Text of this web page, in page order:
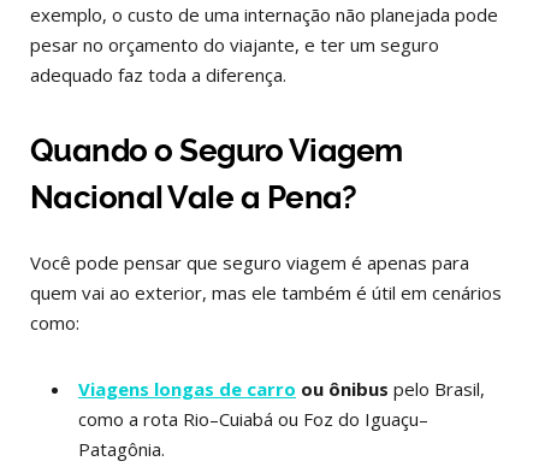
exemplo, o custo de uma internação não planejada pode
pesar no orçamento do viajante, e ter um seguro
adequado faz toda a diferença.
Quando o Seguro Viagem
Nacional Vale a Pena?
Você pode pensar que seguro viagem é apenas para
quem vai ao exterior, mas ele também é útil em cenários
como:
Viagens longas de carro ou ônibus pelo Brasil,
como a rota Rio–Cuiabá ou Foz do Iguaçu–
Patagônia.